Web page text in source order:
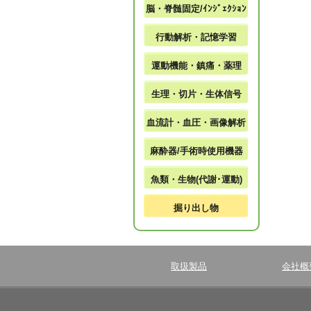
脳・脊髄固定/ｲﾝｼﾞｪｸｼｮﾝ
行動解析・記憶学習
運動機能・鎮痛・薬理
生理・切片・生体信号
血流計・血圧・画像解析
麻酔器/手術時使用機器
魚類・生物(代謝･運動)
掘り出し物
取扱製品 会社概